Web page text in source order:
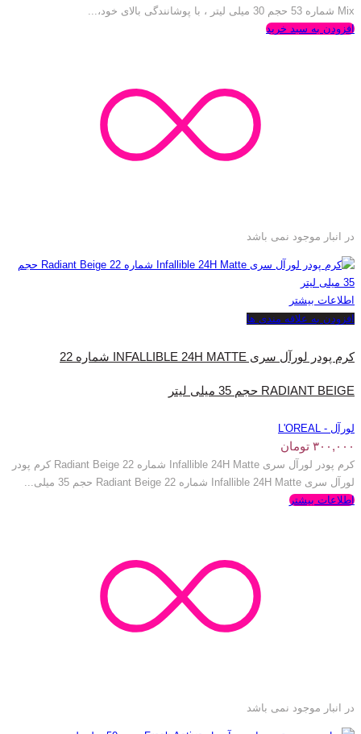
Mix شماره 53 حجم 30 میلی لیتر ، با پوشانندگی بالای خود،...
افزودن به سبد خرید
در انبار موجود نمی باشد
اطلاعات بیشتر
افزودن به علاقه مندی ها
کرم پودر لورآل سری INFALLIBLE 24H MATTE شماره 22
RADIANT BEIGE حجم 35 میلی‌ لیتر
لورآل - L'OREAL
۳۰۰,۰۰۰ تومان
کرم پودر لورآل سری Infallible 24H Matte شماره 22 Radiant Beige کرم پودر
لورآل سری Infallible 24H Matte شماره 22 Radiant Beige حجم 35 میلی‌...
اطلاعات بیشتر
در انبار موجود نمی باشد